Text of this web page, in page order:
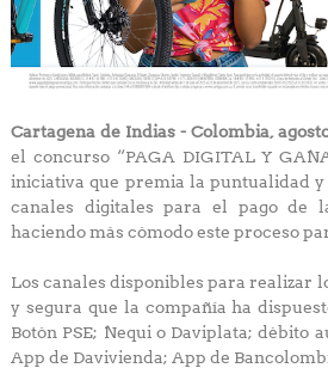
Cartagena de Indias - Colombia,
el concurso “PAGA DIGITAL Y
iniciativa que premia la puntualidad
canales digitales para el pago de
haciendo más cómodo este proceso
Los canales disponibles para realizar
y segura que la compañía ha
Botón PSE; Nequi o Daviplata; débito
App de Davivienda; App de